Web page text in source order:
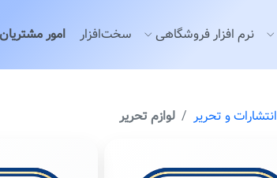
نرم افزار فروشگاهی سخت‌افزار امور مشتریان
انتشارات و تحرير لوازم تحرير